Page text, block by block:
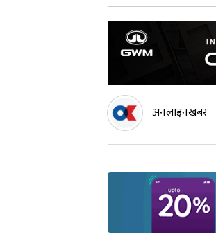
अनलाइनखबर